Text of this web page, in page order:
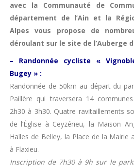
avec la Communauté de
département de l’Ain et la
Alpes vous propose de
déroulant sur le site de l’Auberge
– Randonnée cycliste «
Bugey » :
Randonnée de 50km au départ du
Paillère qui traversera 14 communes
2h30 à 3h30. Quatre ravitaillements
de l’Église à Ceyzérieu, la Maison
Halles de Belley, la Place de la Mairie
à Flaxieu.
Inscription de 7h30 à 9h sur le